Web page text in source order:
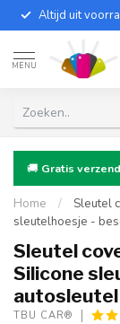
Altijd uit
MENU
🚚 Gratis
Home /
Sleutel
sleutelhoesje -
Sleutel
Silicone
TBU CAR®